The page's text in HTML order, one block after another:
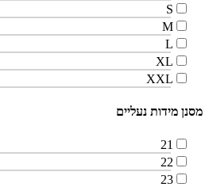
S
M
L
XL
XXL
מסנן מידות נעליים
21
22
23